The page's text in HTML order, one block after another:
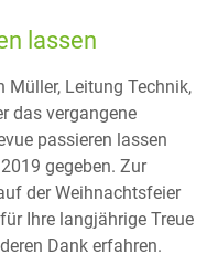
lassen
Müller, Leitung Technik,
das vergangene
passieren lassen
gegeben. Zur
der Weihnachtsfeier
Ihre langjährige Treue
Dank erfahren.